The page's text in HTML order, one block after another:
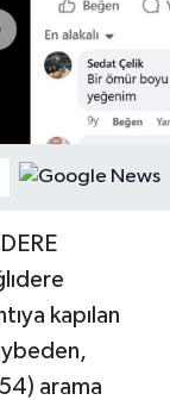
kapılan
arama